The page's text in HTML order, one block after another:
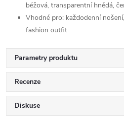
béžová, transparentní hnědá,
Vhodné pro: každodenní
fashion outfit
Parametry produktu
Recenze
Diskuse